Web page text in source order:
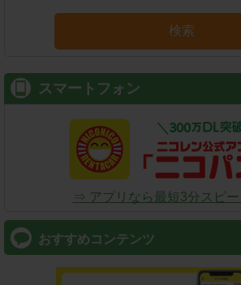
検索
スマートフォン
⇒ アプリなら最短3分スピー
おすすめコンテンツ